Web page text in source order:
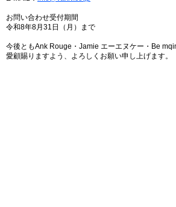
お問い合わせ受付期間
令和8年8月31日（月）まで
今後ともAnk Rouge・Jamie エーエヌケー・Be
愛顧賜りますよう、よろしくお願い申し上げます。